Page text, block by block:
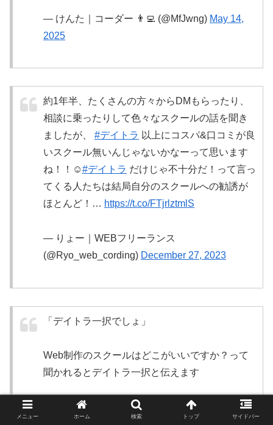
— けんた｜コーダー 👨‍💻 (@MfJwng) May 14,
2025
約1年半、たくさんの方々からDMもらったり、
相談に乗ったりして色々なスクールの話を聞き
ましたが、 #デイトラ 以上にコスパ&口コミが良
いスクール無いんじゃないかなーって思います
ね！！☺️#デイトラ だけじゃ不十分だ！って言っ
てくる人たちは結局自分のスクールへの勧誘が
ほとんど！… https://t.co/FTjrlztmlS
— りょー｜WEBフリーランス
(@Ryo_web_cording) December 27, 2023
「デイトラ一択でしょ」
Web制作のスクールはどこがいいですか？って
聞かれるとデイトラ一択と伝えます
・コスパ
メニュー ホーム 検索 トップ サイドバー